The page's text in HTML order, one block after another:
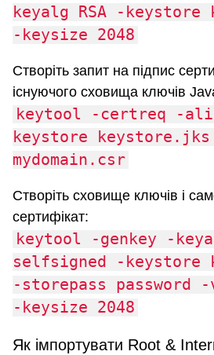
keyalg RSA -
-keysize 2048
Створіть запит на підпис
існуючого сховища ключів
keytool -certreq -
keystore
mydomain.csr
Створіть сховище ключів і
сертифікат:
keytool -genkey -
selfsigned -keystore
-storepass password
-keysize 2048
Як імпортувати Root &